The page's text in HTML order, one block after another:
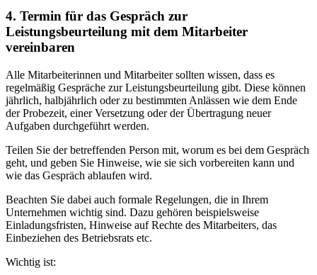
4. Termin für das Gespräch zur
Leistungsbeurteilung mit dem Mitarbeiter
vereinbaren
Alle Mitarbeiterinnen und Mitarbeiter sollten wissen, dass es
regelmäßig Gespräche zur Leistungsbeurteilung gibt. Diese können
jährlich, halbjährlich oder zu bestimmten Anlässen wie dem Ende
der Probezeit, einer Versetzung oder der Übertragung neuer
Aufgaben durchgeführt werden.
Teilen Sie der betreffenden Person mit, worum es bei dem Gespräch
geht, und geben Sie Hinweise, wie sie sich vorbereiten kann und
wie das Gespräch ablaufen wird.
Beachten Sie dabei auch formale Regelungen, die in Ihrem
Unternehmen wichtig sind. Dazu gehören beispielsweise
Einladungsfristen, Hinweise auf Rechte des Mitarbeiters, das
Einbeziehen des Betriebsrats etc.
Wichtig ist: